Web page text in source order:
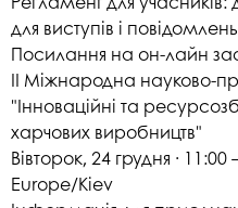
для виступів і
Посилання на он-лайн
ІІ Міжнародна науково-
"Інноваційні та
харчових виробництв"
Вівторок, 24 грудня ·
Europe/Kiev